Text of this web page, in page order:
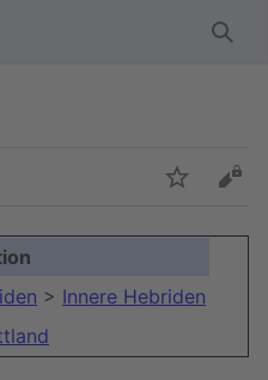
> Innere Hebriden